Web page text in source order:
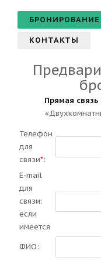
БРОНИРОВАНИЕ
КОНТАКТЫ
Прямая связь
Телефон
для
связи*:
E-mail
для
связи:
если
имеется
ФИО: